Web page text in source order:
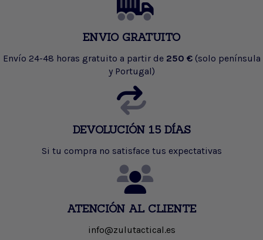
ENVIO GRATUITO
Envío 24-48 horas gratuito a partir de 250 € (solo península
y Portugal)
DEVOLUCIÓN 15 DÍAS
Si tu compra no satisface tus expectativas
ATENCIÓN AL CLIENTE
info@zulutactical.es